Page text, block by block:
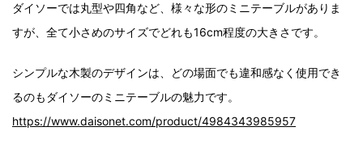
ダイソーでは丸型や四角など、様々な形のミニテーブルがありま
すが、全て小さめのサイズでどれも16cm程度の大きさです。
シンプルな木製のデザインは、どの場面でも違和感なく使用でき
るのもダイソーのミニテーブルの魅力です。
https://www.daisonet.com/product/4984343985957